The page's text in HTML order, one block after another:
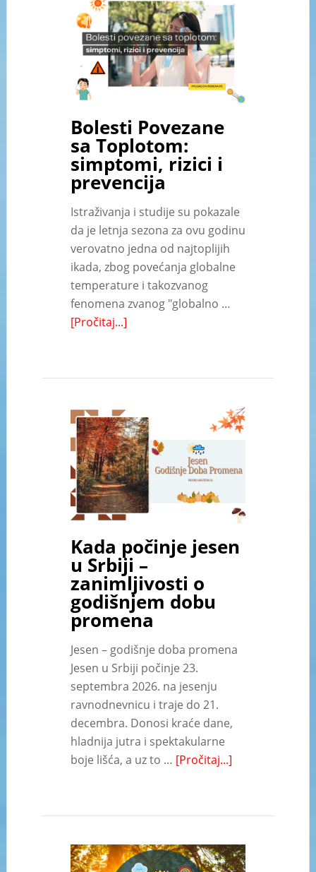
Bolesti Povezane
sa Toplotom:
simptomi, rizici i
prevencija
Istraživanja i studije su pokazale
da je letnja sezona za ovu godinu
verovatno jedna od najtoplijih
ikada, zbog povećanja globalne
temperature i takozvanog
fenomena zvanog "globalno …
[Pročitaj...]
Kada počinje jesen
u Srbiji –
zanimljivosti o
godišnjem dobu
promena
Jesen – godišnje doba promena
Jesen u Srbiji počinje 23.
septembra 2026. na jesenju
ravnodnevnicu i traje do 21.
decembra. Donosi kraće dane,
hladnija jutra i spektakularne
boje lišća, a uz to … [Pročitaj...]